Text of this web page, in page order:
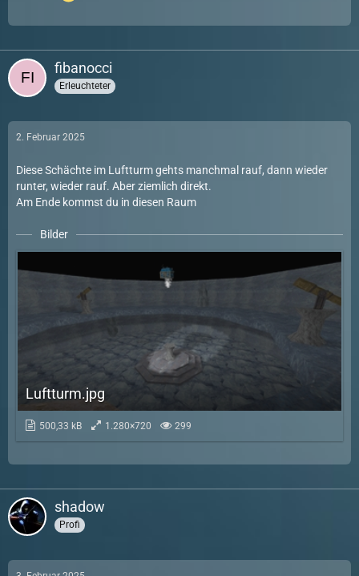
fibanocci
Erleuchteter
2. Februar 2025
Diese Schächte im Luftturm gehts manchmal rauf, dann wieder
runter, wieder rauf. Aber ziemlich direkt.
Am Ende kommst du in diesen Raum
Bilder
Luftturm.jpg
500,33 kB 1.280×720 299
shadow
Profi